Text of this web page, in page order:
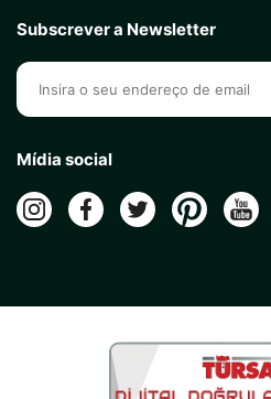
Subscrever a Newsletter
Mídia social